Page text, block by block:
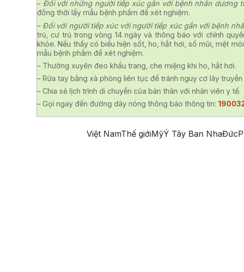
– Đối với những người tiếp xúc gần với bệnh nhân dương
đồng thời lấy mẫu bệnh phẩm để xét nghiệm.
– Đối với người tiếp xúc với người tiếp xúc gần với bệnh
trú, cư trú trong vòng 14 ngày và thông báo với chính
khỏe. Nếu thấy có biểu hiện sốt, ho, hắt hơi, sổ mũi, mệt
mẫu bệnh phẩm để xét nghiệm.
– Thường xuyên đeo khẩu trang, che miệng khi ho, hắt hơi.
– Rửa tay bằng xà phòng liên tục để tránh nguy cơ lây
– Chia sẻ lịch trình di chuyển của bản thân với nhân viên y tế.
– Gọi ngay đến đường dây nóng thông báo thông tin:
Việt NamThế giớiMỹÝ Tây Ban NhaĐức